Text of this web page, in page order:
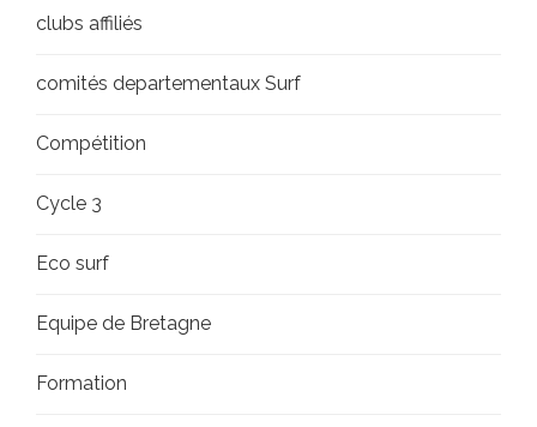
clubs affiliés
comités departementaux Surf
Compétition
Cycle 3
Eco surf
Equipe de Bretagne
Formation